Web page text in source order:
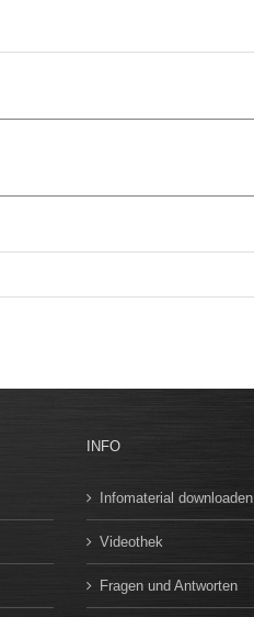
INFO
Infomaterial downloaden
Videothek
Fragen und Antworten